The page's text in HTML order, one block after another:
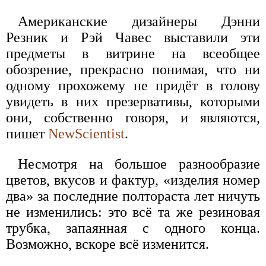
Американские дизайнеры Дэнни
Резник и Рэй Чавес выставили эти
предметы в витрине на всеобщее
обозрение, прекрасно понимая, что ни
одному прохожему не придёт в голову
увидеть в них презервативы, которыми
они, собственно говоря, и являются,
пишетNewScientist.
Несмотря на большое разнообразие
цветов, вкусов и фактур, «изделия номер
два» за последние полтораста лет ничуть
не изменились: это всё та же резиновая
трубка, запаянная с одного конца.
Возможно, вскоре всё изменится.